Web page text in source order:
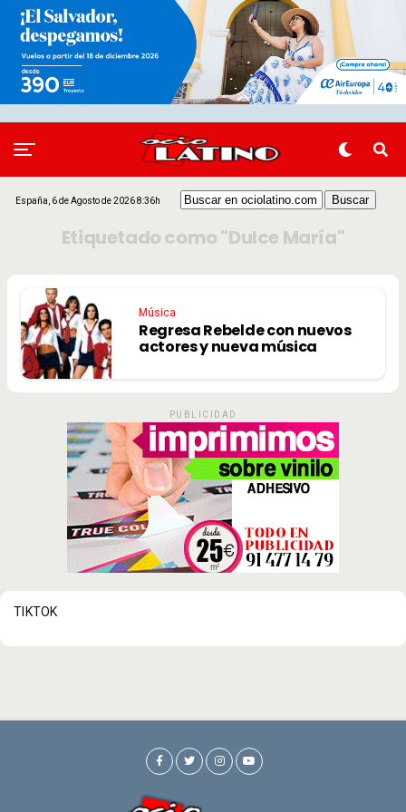
España, 6 de Agosto de 2026 8:36h
Etiquetado como "Dulce María"
Música
Regresa Rebelde con nuevos
actores y nueva música
PUBLICIDAD
TIKTOK